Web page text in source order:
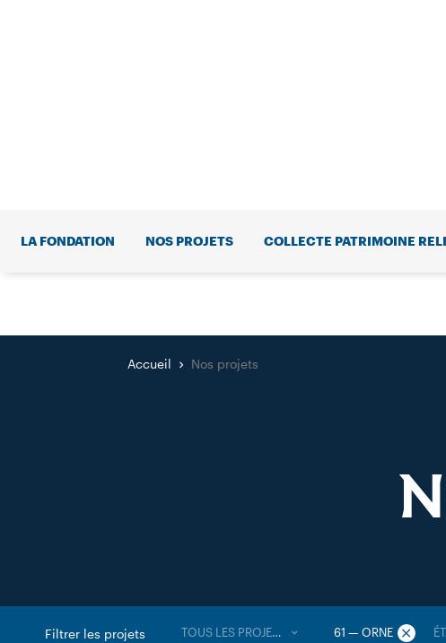
LA FONDATION NOS PROJETS COLLECTE PATRIMOINE
Accueil Nos projets
Filtrer les projets TOUS LES PROJETS 61 — ORNE